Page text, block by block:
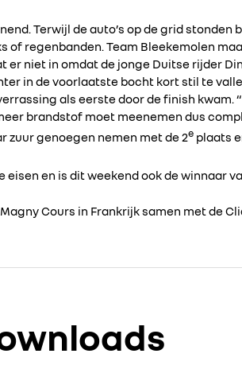
Terwijl de auto’s op de grid
of regenbanden. Team Bleekemolen
er niet in omdat de jonge Duitse rijder
in de voorlaatste bocht kort stil te
als eerste door de finish kwam.
brandstof moet meenemen dus
zuur genoegen nemen met de 2e plaats
eisen en is dit weekend ook de winnaar
Cours in Frankrijk samen met de